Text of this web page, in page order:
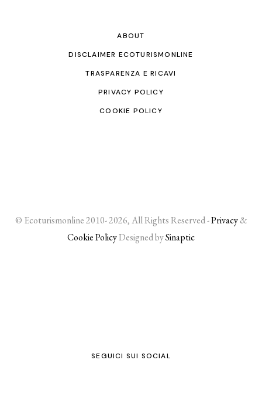
ABOUT
DISCLAIMER ECOTURISMONLINE
TRASPARENZA E RICAVI
PRIVACY POLICY
COOKIE POLICY
© Ecoturismonline 2010- 2026, All Rights Reserved -Privacy&
Cookie PolicyDesigned bySinaptic
SEGUICI SUI SOCIAL